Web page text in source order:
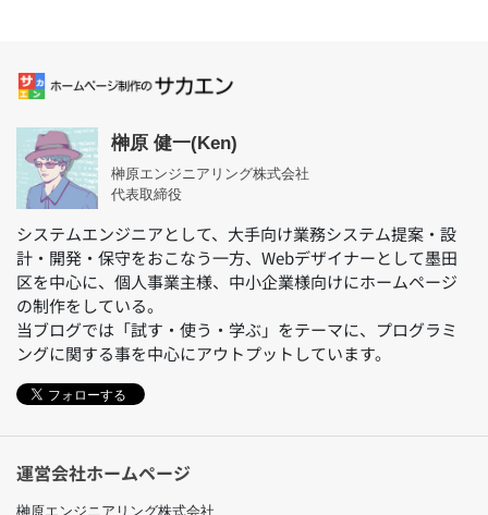
榊原 健一(Ken)
榊原エンジニアリング株式会社
代表取締役
システムエンジニアとして、大手向け業務システム提案・設
計・開発・保守をおこなう一方、Webデザイナーとして墨田
区を中心に、個人事業主様、中小企業様向けにホームページ
の制作をしている。
当ブログでは「試す・使う・学ぶ」をテーマに、プログラミ
ングに関する事を中心にアウトプットしています。
フォローする
運営会社ホームページ
榊原エンジニアリング株式会社